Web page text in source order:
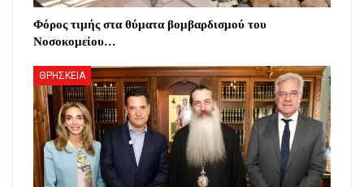
Φόρος τιμής στα θύματα βομβαρδισμού του
Νοσοκομείου…
ΘΡΗΣΚΕΙΑ